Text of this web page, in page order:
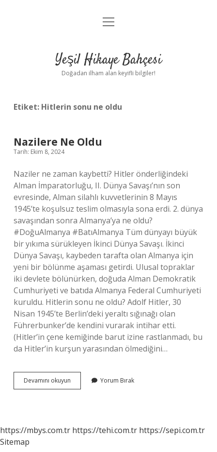
Anasayfa
Yasal Uyarı
menüyü
Yeşil Hikaye Bahçesi
Doğadan ilham alan keyifli bilgiler!
Etiket: Hitlerin sonu ne oldu
Nazilere Ne Oldu
Tarih: Ekim 8, 2024
Naziler ne zaman kaybetti? Hitler önderliğindeki
Alman İmparatorluğu, II. Dünya Savaşı’nın son
evresinde, Alman silahlı kuvvetlerinin 8 Mayıs
1945’te koşulsuz teslim olmasıyla sona erdi. 2. dünya
savaşından sonra Almanya’ya ne oldu?
#DoğuAlmanya #BatıAlmanya Tüm dünyayı büyük
bir yıkıma sürükleyen İkinci Dünya Savaşı. İkinci
Dünya Savaşı, kaybeden tarafta olan Almanya için
yeni bir bölünme aşaması getirdi. Ulusal topraklar
iki devlete bölünürken, doğuda Alman Demokratik
Cumhuriyeti ve batıda Almanya Federal Cumhuriyeti
kuruldu. Hitlerin sonu ne oldu? Adolf Hitler, 30
Nisan 1945’te Berlin’deki yeraltı sığınağı olan
Führerbunker’de kendini vurarak intihar etti.
(Hitler’in çene kemiğinde barut izine rastlanmadı, bu
da Hitler’in kurşun yarasından ölmediğini…
Devamını okuyun Nazilere
Ne
Yorum Bırak
https://mbys.com.tr https://tehi.com.tr https://sepi.com.tr
Sitemap